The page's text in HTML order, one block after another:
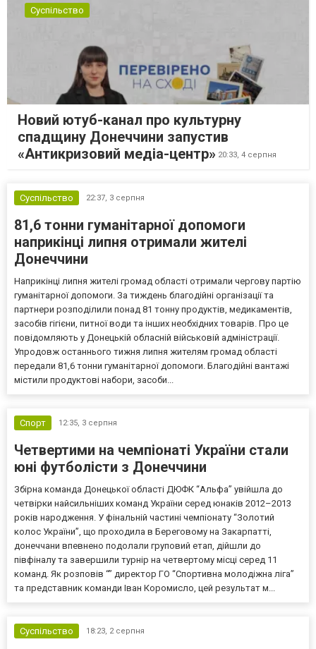
Суспільство
Новий ютуб-канал про культурну
спадщину Донеччини запустив
«Антикризовий медіа-центр» 20:33, 4 серпня
Суспільство 22:37, 3 серпня
81,6 тонни гуманітарної допомоги
наприкінці липня отримали жителі
Донеччини
Наприкінці липня жителі громад області отримали чергову партію
гуманітарної допомоги. За тиждень благодійні організації та
партнери розподілили понад 81 тонну продуктів, медикаментів,
засобів гігієни, питної води та інших необхідних товарів. Про це
повідомляють у Донецькій обласній військовій адміністрації.
Упродовж останнього тижня липня жителям громад області
передали 81,6 тонни гуманітарної допомоги. Благодійні вантажі
містили продуктові набори, засоби...
Спорт 12:35, 3 серпня
Четвертими на чемпіонаті України стали
юні футболісти з Донеччини
Збірна команда Донецької області ДЮФК “Альфа” увійшла до
четвірки найсильніших команд України серед юнаків 2012–2013
років народження. У фінальній частині чемпіонату “Золотий
колос України”, що проходила в Береговому на Закарпатті,
донеччани впевнено подолали груповий етап, дійшли до
півфіналу та завершили турнір на четвертому місці серед 11
команд. Як розповів “” директор ГО “Спортивна молодіжна ліга”
та представник команди Іван Коромисло, цей результат м...
Суспільство 18:23, 2 серпня